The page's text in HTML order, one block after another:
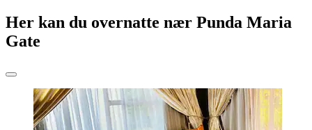
Her kan du overnatte nær Punda Maria
Gate